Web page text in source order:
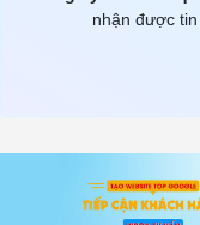
nhận được